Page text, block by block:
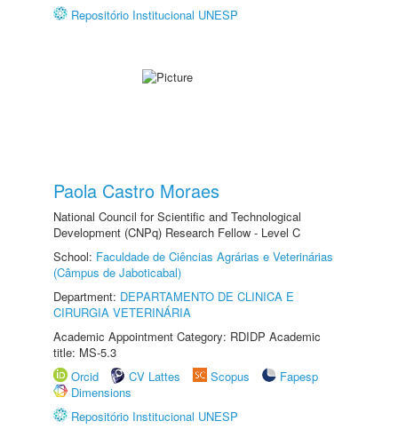
Repositório Institucional UNESP
Paola Castro Moraes
National Council for Scientific and Technological
Development (CNPq) Research Fellow - Level C
School: Faculdade de Ciências Agrárias e Veterinárias
(Câmpus de Jaboticabal)
Department: DEPARTAMENTO DE CLINICA E
CIRURGIA VETERINÁRIA
Academic Appointment Category: RDIDP Academic
title: MS-5.3
Orcid
CV Lattes Scopus
Fapesp
Dimensions
Repositório Institucional UNESP